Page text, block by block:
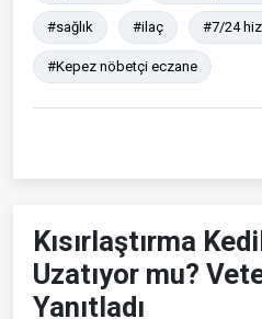
#sağlık #ilaç #7/24
#Kepez nöbetçi eczane
Kısırlaştırma
Uzatıyor mu?
Yanıtladı